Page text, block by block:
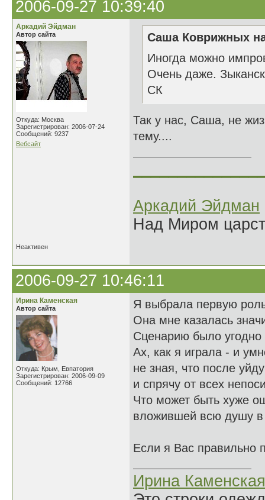
2006-09-27 10:39:40
Аркадий Эйдман
Автор сайта
Откуда: Москва
Зарегистрирован: 2006-07-24
Сообщений: 9237
Вебсайт
Саша Коврижных
Иногда можно
Очень даже.
СК
Так у нас, Саша, не
тему....
Аркадий Эйдман
Над Миром
Неактивен
2006-09-27 10:46:11
Ирина Каменская
Автор сайта
Откуда: Крым, Евпатория
Зарегистрирован: 2006-09-09
Сообщений: 12766
Я выбрала первую
Она мне казалась
Сценарию было угодно
Ах, как я играла - и
не зная, что после
и спрячу от всех
Что может быть хуже
вложившей всю душу в
Если я Вас правильно
Ирина Каменская